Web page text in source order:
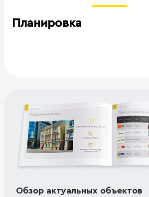
Планировка
Обзор актуальных объектов